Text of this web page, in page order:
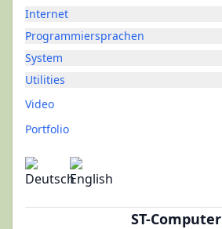
Internet
Programmiersprachen
System
Utilities
Video
Portfolio
ST-Computer